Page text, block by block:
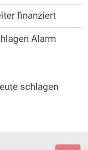
finanziert
Alarm
schlagen